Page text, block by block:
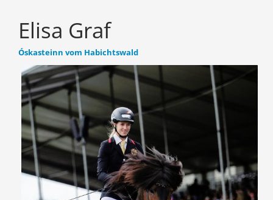
Elisa Graf
Óskasteinn vom Habichtswald